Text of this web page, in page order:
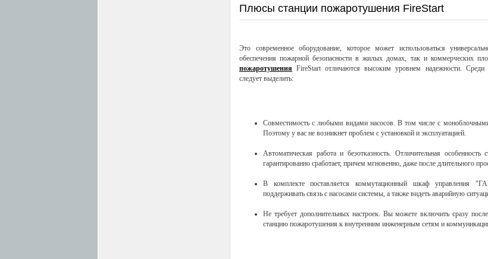
Плюсы станции пожаротушения FireStart
Это современное оборудование, которое может использоваться
обеспечения пожарной безопасности в жилых домах, так и коммерческих
пожаротушения FireStart отличаются высоким уровнем надежности. Среди
следует выделить:
Совместимость с любыми видами насосов. В том числе с
Поэтому у вас не возникнет проблем с установкой и эксплуатацией.
Автоматическая работа и безотказность. Отличительная
гарантированно сработает, причем мгновенно, даже после длительного
В комплекте поставляется коммутационный шкаф управления
поддерживать связь с насосами системы, а также видеть аварийную
Не требует дополнительных настроек. Вы можете включить сразу
станцию пожаротушения к внутренним инженерным сетям и